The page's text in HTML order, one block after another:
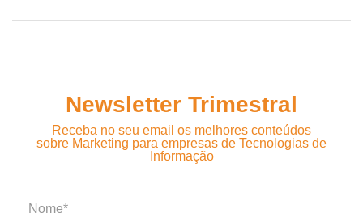
Newsletter Trimestral
Receba no seu email os melhores conteúdos
sobre Marketing para empresas de Tecnologias de
Informação
Nome*